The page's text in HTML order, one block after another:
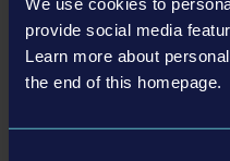
provide social media
Learn more about
the end of this homepage.
ЕЩЁ